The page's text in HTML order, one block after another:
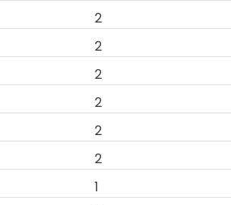
2
2
2
2
2
2
1